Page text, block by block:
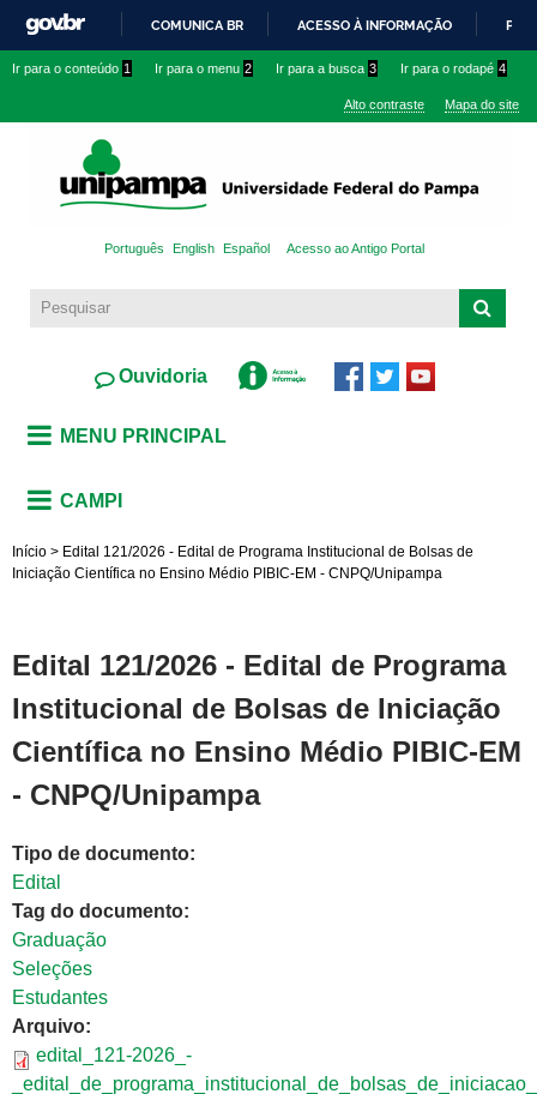
conteúdo
IR
O
COMUNICA BR ACESSO À INFORMAÇÃO
Ir para o conteúdo 1 Ir para o menu 2 Ir para a busca 3 Ir para o rodapé 4
Alto contraste Mapa do site
Português English Español Acesso ao Antigo Portal
Ouvidoria
MENU PRINCIPAL
CAMPI
Início > Edital 121/2026 - Edital de Programa Institucional de Bolsas de
Iniciação Científica no Ensino Médio PIBIC-EM - CNPQ/Unipampa
Edital 121/2026 - Edital de Programa
Institucional de Bolsas de Iniciação
Científica no Ensino Médio PIBIC-EM
- CNPQ/Unipampa
Tipo de documento:
Edital
Tag do documento:
Graduação
Seleções
Estudantes
Arquivo:
edital_121-2026_-